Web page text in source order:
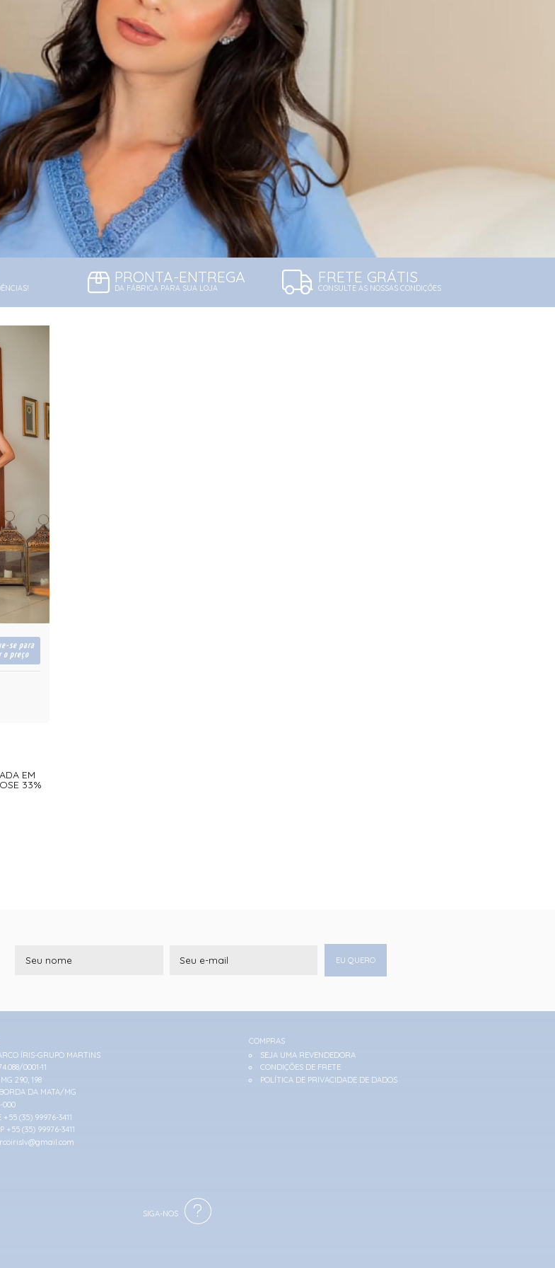
PRONTA-ENTREGA
DA FÁBRICA PARA SUA LOJA
FRETE GRÁTIS
CONSULTE AS NOSSAS CONDIÇÕES
se para
o preço
EM
33%
EU QUERO
ÍRIS-GRUPO MARTINS
0001-11
290, 198
DA MATA/MG
000
+55 (35) 99976-3411
+55 (35) 99976-3411
COMPRAS
SEJA UMA REVENDEDORA
CONDIÇÕES DE FRETE
POLÍTICA DE PRIVACIDADE DE DADOS